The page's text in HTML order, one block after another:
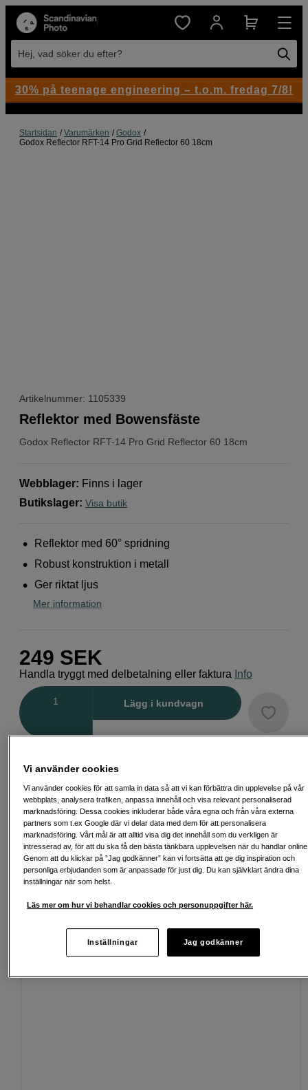
Hej, vad söker du efter?
Startsidan Varumärken
Godox
Godox Reflector RFT-14 Pro Grid Reflector 60 18cm
Artikelnummer: 1105339
Godox Reflector RFT-14 Pro Grid Reflector 60 18cm
Reflektor med Bowensfäste
Webblager: Finns i lager
Butikslager: Visa butik
Reflektor med 60° spridning
Robust konstruktion i metall
Ger riktat ljus
Mer information
249 SEK
Handla tryggt med delbetalning eller faktura Info
Lägg i kundvagn
Fri frakt vid köp över 1 500 kronor
Köp nu och betala inom 30 dagar
Personlig service och expertrådgivning
Passande tillbehör Se fler tillbehör
30% på teenage engineering – t.o.m. fredag 7/8!
Vi använder cookies
Vi använder cookies för att samla in data så att vi kan förbättra din upplevelse på vår
webbplats, analysera trafiken, anpassa innehåll och visa relevant personaliserad
marknadsföring. Dessa cookies inkluderar både våra egna och från våra externa
partners som t.ex Google där vi delar data med dem för att personalisera
marknadsföring. Vårt mål är att alltid visa dig det innehåll som du verkligen är
intresserad av, för att du ska få den bästa tänkbara upplevelsen när du handlar
Genom att du klickar på ”Jag godkänner” kan vi fortsätta att ge dig inspiration och
personliga erbjudanden som är anpassade för just dig. Du kan självklart ändra dina
inställningar när som helst.
Läs mer om hur vi behandlar cookies och personuppgifter här.
Inställningar Jag godkänner